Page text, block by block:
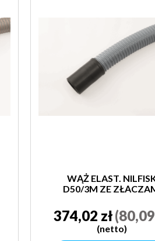
WĄŻ ELAST.
D50/3M ZE
374,02 zł
(netto)